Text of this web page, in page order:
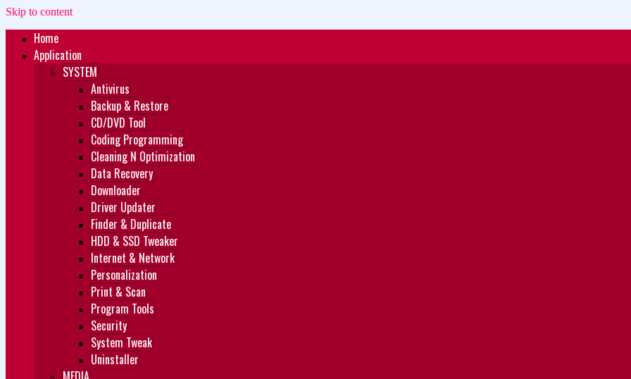
Skip to content
Zukét Printing
Free Download
Home
Application
SYSTEM
Antivirus
Backup & Restore
CD/DVD Tool
Coding Programming
Cleaning N Optimization
Data Recovery
Downloader
Driver Updater
Finder & Duplicate
HDD & SSD Tweaker
Internet & Network
Personalization
Print & Scan
Program Tools
Security
System Tweak
Uninstaller